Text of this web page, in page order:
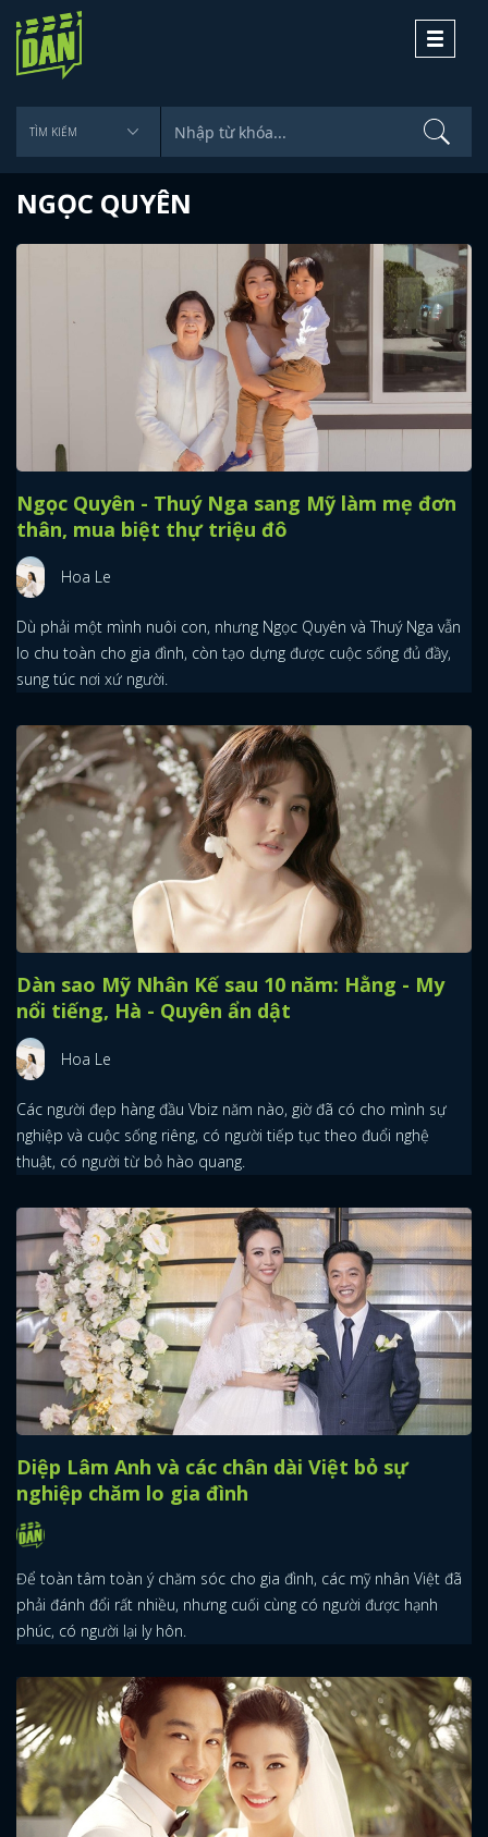
Toggle
NGỌC QUYÊN
Ngọc Quyên - Thuý Nga sang Mỹ làm mẹ đơn
thân, mua biệt thự triệu đô
Hoa Le
Dù phải một mình nuôi con, nhưng Ngọc Quyên và Thuý Nga vẫn
lo chu toàn cho gia đình, còn tạo dựng được cuộc sống đủ đầy,
sung túc nơi xứ người.
Dàn sao Mỹ Nhân Kế sau 10 năm: Hằng - My
nổi tiếng, Hà - Quyên ẩn dật
Hoa Le
Các người đẹp hàng đầu Vbiz năm nào, giờ đã có cho mình sự
nghiệp và cuộc sống riêng, có người tiếp tục theo đuổi nghệ
thuật, có người từ bỏ hào quang.
Diệp Lâm Anh và các chân dài Việt bỏ sự
nghiệp chăm lo gia đình
Để toàn tâm toàn ý chăm sóc cho gia đình, các mỹ nhân Việt đã
phải đánh đổi rất nhiều, nhưng cuối cùng có người được hạnh
phúc, có người lại ly hôn.